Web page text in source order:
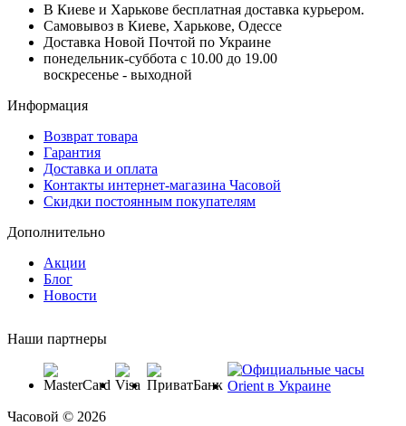
В Киеве и Харькове бесплатная доставка курьером.
Самовывоз в Киеве, Харькове, Одессе
Доставка Новой Почтой по Украине
понедельник-суббота с 10.00 до 19.00
воскресенье - выходной
Информация
Возврат товара
Гарантия
Доставка и оплата
Контакты интернет-магазина Часовой
Скидки постоянным покупателям
Дополнительно
Акции
Блог
Новости
Наши партнеры
Часовой © 2026